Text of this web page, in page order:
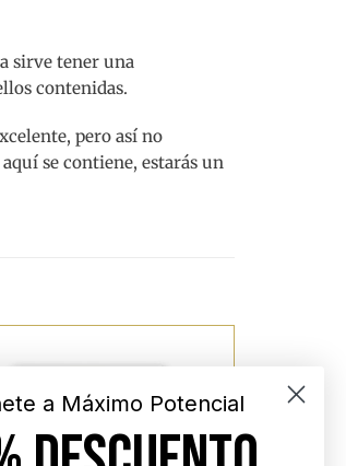
sirve tener una
contenidas.
pero así no
se contiene, estarás un
a Máximo Potencial